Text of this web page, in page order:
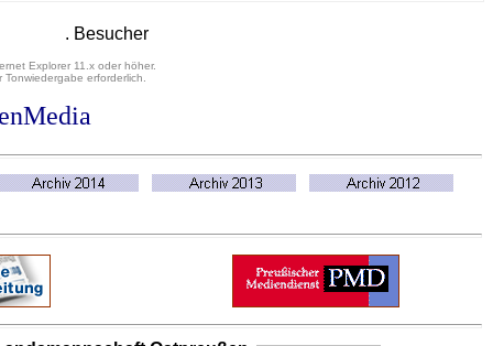
. Besucher
Explorer 11.x oder höher.
erforderlich.